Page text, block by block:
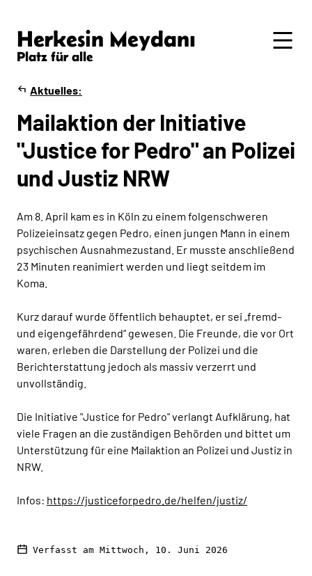
Herkesin Meydanı
Platz für alle
Aktuelles
Mailaktion der Initiative
"Justice for Pedro" an Polizei
und Justiz NRW
Am 8. April kam es in Köln zu einem folgenschweren
Polizeieinsatz gegen Pedro, einen jungen Mann in einem
psychischen Ausnahmezustand. Er musste anschließend
23 Minuten reanimiert werden und liegt seitdem im
Koma.
Kurz darauf wurde öffentlich behauptet, er sei „fremd-
und eigengefährdend“ gewesen. Die Freunde, die vor Ort
waren, erleben die Darstellung der Polizei und die
Berichterstattung jedoch als massiv verzerrt und
unvollständig.
Die Initiative "Justice for Pedro" verlangt Aufklärung, hat
viele Fragen an die zuständigen Behörden und bittet um
Unterstützung für eine Mailaktion an Polizei und Justiz in
NRW.
Infos: https://justiceforpedro.de/helfen/justiz/
Verfasst am Mittwoch, 10. Juni 2026